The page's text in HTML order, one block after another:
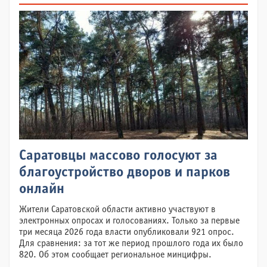
Саратовцы массово голосуют за
благоустройство дворов и парков
онлайн
Жители Саратовской области активно участвуют в
электронных опросах и голосованиях. Только за первые
три месяца 2026 года власти опубликовали 921 опрос.
Для сравнения: за тот же период прошлого года их было
820. Об этом сообщает региональное минцифры.